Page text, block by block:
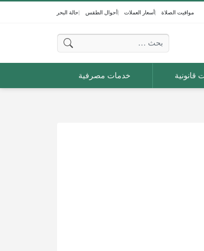
مواقيت الصلاة أسعار العملات أحوال الطقس حالة البحر
البحث عن:
قانونية خدمات مصرفية